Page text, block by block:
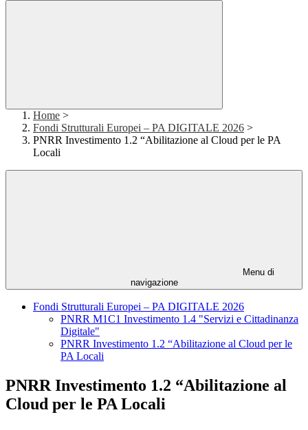
Home >
Fondi Strutturali Europei – PA DIGITALE 2026 >
PNRR Investimento 1.2 “Abilitazione al Cloud per le PA
Locali
Menu di
navigazione
Fondi Strutturali Europei – PA DIGITALE 2026
PNRR M1C1 Investimento 1.4 "Servizi e Cittadinanza
Digitale"
PNRR Investimento 1.2 “Abilitazione al Cloud per le
PA Locali
PNRR Investimento 1.2 “Abilitazione al
Cloud per le PA Locali